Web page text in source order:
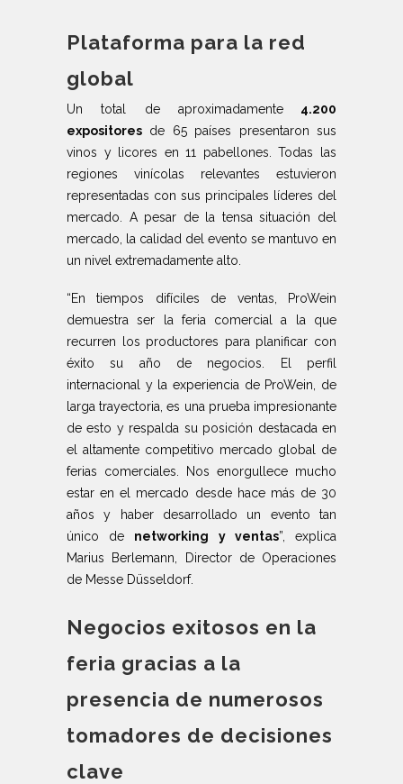
Plataforma para la red
global
Un total de aproximadamente4.200
expositores de 65 países presentaron sus
vinos y licores en 11 pabellones. Todas las
regiones vinícolas relevantes estuvieron
representadas con sus principales líderes del
mercado. A pesar de la tensa situación del
mercado, la calidad del evento se mantuvo en
un nivel extremadamente alto.
“En tiempos difíciles de ventas, ProWein
demuestra ser la feria comercial a la que
recurren los productores para planificar con
éxito su año de negocios. El perfil
internacional y la experiencia de ProWein, de
larga trayectoria, es una prueba impresionante
de esto y respalda su posición destacada en
el altamente competitivo mercado global de
ferias comerciales. Nos enorgullece mucho
estar en el mercado desde hace más de 30
años y haber desarrollado un evento tan
único de networking y ventas”, explica
Marius Berlemann, Director de Operaciones
de Messe Düsseldorf.
Negocios exitosos en la
feria gracias a la
presencia de numerosos
tomadores de decisiones
clave